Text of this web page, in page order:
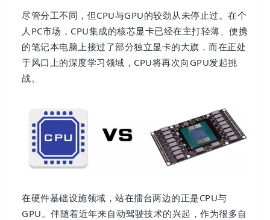
尽管分工不同，但CPU与GPU的较劲从未停止过。在个
人PC市场，CPU集成的核芯显卡已经在主打轻薄、便携
的笔记本电脑上接过了部分独立显卡的大旗，而在正处
于风口上的深度学习领域，CPU将再次向GPU发起挑
战。
在硬件基础设施领域，站在擂台两边的正是CPU与
GPU。伴随着近年来自动驾驶技术的兴起，作为很多自